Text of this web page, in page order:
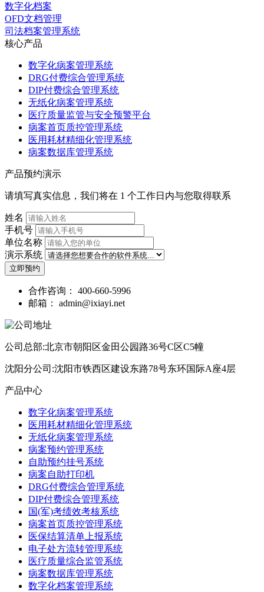
数字化档案
OFD文档管理
司法档案管理系统
核心产品
数字化病案管理系统
DRG付费综合管理系统
DIP付费综合管理系统
无纸化病案管理系统
医疗质量监管与安全预警平台
病案首页质控管理系统
医用耗材精细化管理系统
病案数据库管理系统
产品预约演示
请填写真实信息，我们将在 1 个工作日内与您取得联系
姓名
手机号
单位名称
演示系统
立即预约
合作咨询： 400-660-5996
邮箱： admin@ixiayi.net
公司总部:北京市朝阳区金田公园路36号C区C5幢
沈阳分公司:沈阳市铁西区建设东路78号东环国际A座4层
产品中心
数字化病案管理系统
医用耗材精细化管理系统
无纸化病案管理系统
病案预约管理系统
自助预约挂号系统
病案自助打印机
DRG付费综合管理系统
DIP付费综合管理系统
国(军)考绩效考核系统
病案首页质控管理系统
医保结算清单上报系统
电子处方流转管理系统
医疗质量综合监管系统
病案数据库管理系统
数字化档案管理系统